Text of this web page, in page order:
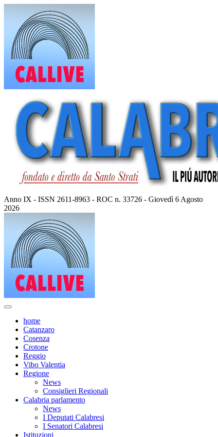
contenuto
Anno IX - ISSN 2611-8963 - ROC n. 33726 - Giovedì 6 Agosto
2026
home
Catanzaro
Cosenza
Crotone
Reggio
Vibo Valentia
Regione
News
Consiglieri Regionali
Calabria parlamento
News
I Deputati Calabresi
I Senatori Calabresi
Istituzioni